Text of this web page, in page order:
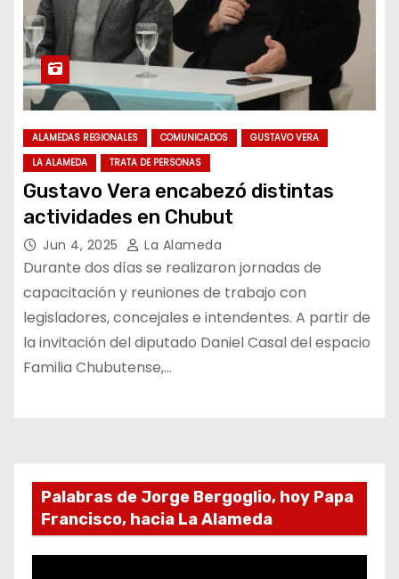
ALAMEDAS REGIONALES COMUNICADOS
GUSTAVO VERA
LA ALAMEDA
TRATA DE PERSONAS
Gustavo Vera encabezó distintas
actividades en Chubut
Jun 4, 2025 La Alameda
Durante dos días se realizaron jornadas de
capacitación y reuniones de trabajo con
legisladores, concejales e intendentes. A partir de
la invitación del diputado Daniel Casal del espacio
Familia Chubutense,…
Palabras de Jorge Bergoglio, hoy Papa
Francisco, hacia La Alameda